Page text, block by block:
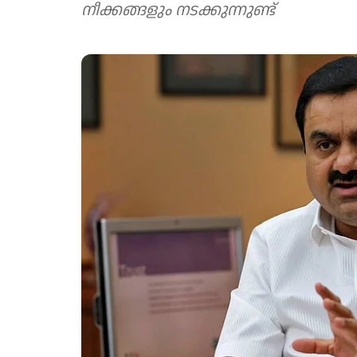
നീക്കങ്ങളും നടക്കുന്നുണ്ട്